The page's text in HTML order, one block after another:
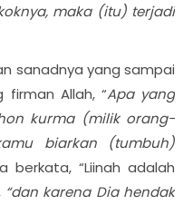
maka (itu) terjadi
sanadnya yang sampai
Allah, “Apa yang
kurma (milik orang-
biarkan (tumbuh)
berkata, “Liinah adalah
“dan karena Dia hendak